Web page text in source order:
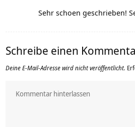
Sehr schoen geschrieben!
Schreibe einen
Deine E-Mail-Adresse wird nicht veröffentlicht.